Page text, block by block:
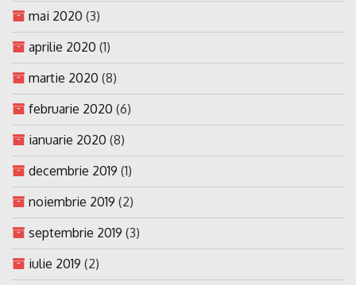
mai 2020 (3)
aprilie 2020 (1)
martie 2020 (8)
februarie 2020 (6)
ianuarie 2020 (8)
decembrie 2019 (1)
noiembrie 2019 (2)
septembrie 2019 (3)
iulie 2019 (2)